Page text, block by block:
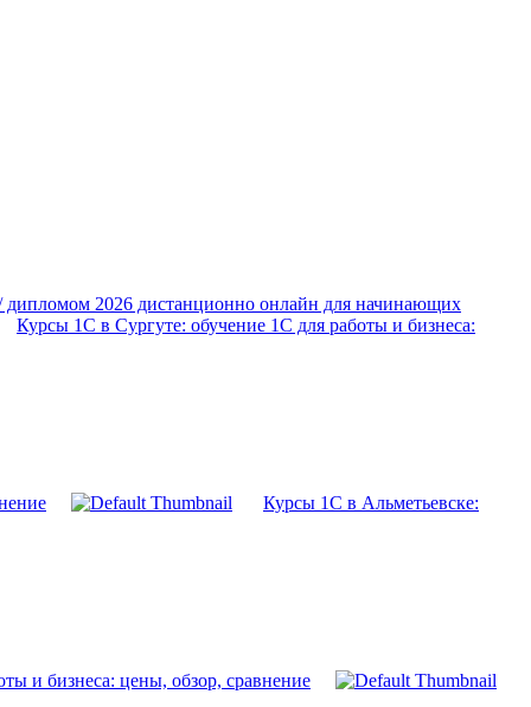
дипломом 2026 дистанционно онлайн для начинающих
Курсы 1С в Сургуте: обучение 1С для работы и бизнеса:
Курсы 1С в Альметьевске:
и бизнеса: цены, обзор, сравнение